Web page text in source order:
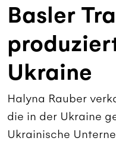
Basler
Ukraine
Halyna Rauber
die in der Ukraine
Ukrainische